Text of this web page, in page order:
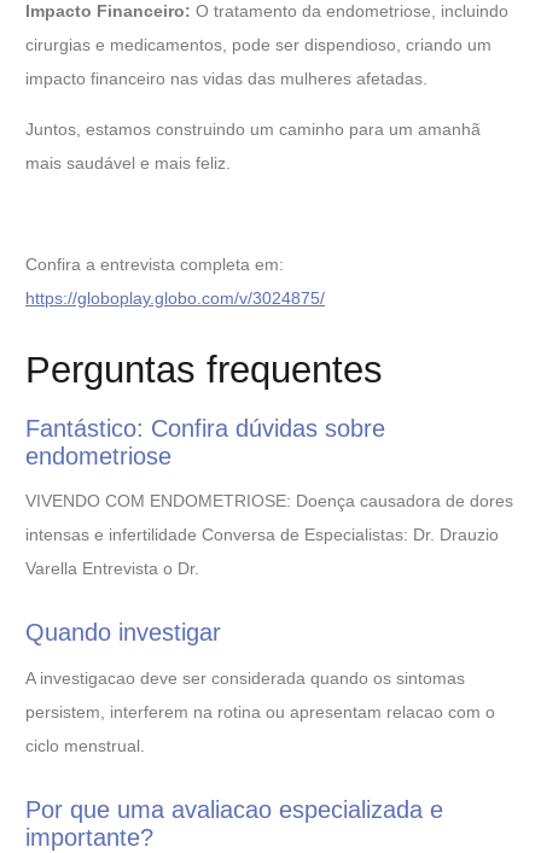
Impacto Financeiro: O tratamento da endometriose, incluindo
cirurgias e medicamentos, pode ser dispendioso, criando um
impacto financeiro nas vidas das mulheres afetadas.
Juntos, estamos construindo um caminho para um amanhã
mais saudável e mais feliz.
Confira a entrevista completa em:
https://globoplay.globo.com/v/3024875/
Perguntas frequentes
Fantástico: Confira dúvidas sobre
endometriose
VIVENDO COM ENDOMETRIOSE: Doença causadora de dores
intensas e infertilidade Conversa de Especialistas: Dr. Drauzio
Varella Entrevista o Dr.
Quando investigar
A investigacao deve ser considerada quando os sintomas
persistem, interferem na rotina ou apresentam relacao com o
ciclo menstrual.
Por que uma avaliacao especializada e
importante?